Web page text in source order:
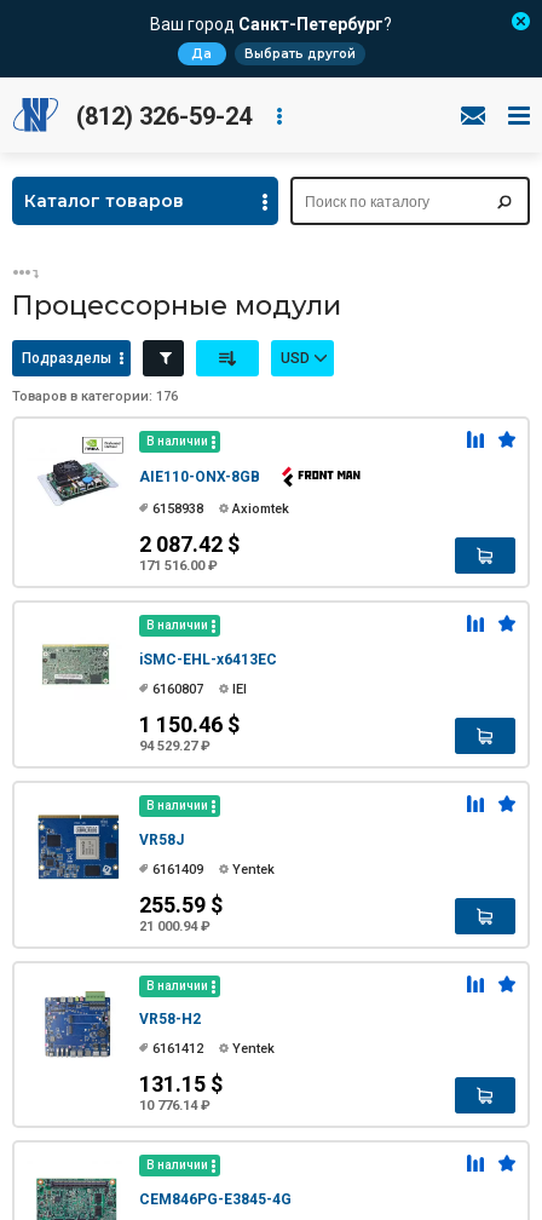
Ваш город Санкт-Петербург?
Да Выбрать другой
(812) 326-59-24
Каталог товаров
Процессорные модули
Подразделы USD
Товаров в категории: 176
В наличии
AIE110-ONX-8GB
6158938 Axiomtek
2 087.42 $
171 516.00 ₽
В наличии
iSMC-EHL-x6413EC
6160807 IEI
1 150.46 $
94 529.27 ₽
В наличии
VR58J
6161409 Yentek
255.59 $
21 000.94 ₽
В наличии
VR58-H2
6161412 Yentek
131.15 $
10 776.14 ₽
В наличии
CEM846PG-E3845-4G